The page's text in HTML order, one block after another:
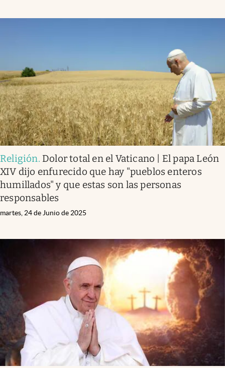
Religión. Dolor total en el Vaticano | El papa León
XIV dijo enfurecido que hay "pueblos enteros
humillados" y que estas son las personas
responsables
martes, 24 de Junio de 2025